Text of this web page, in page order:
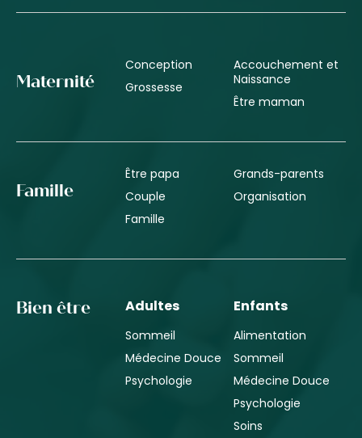
Maternité
Conception
Grossesse
Accouchement et
Naissance
Être maman
Famille
Être papa
Couple
Famille
Grands-parents
Organisation
Bien être Adultes
Sommeil
Médecine Douce
Psychologie
Enfants
Alimentation
Sommeil
Médecine Douce
Psychologie
Soins